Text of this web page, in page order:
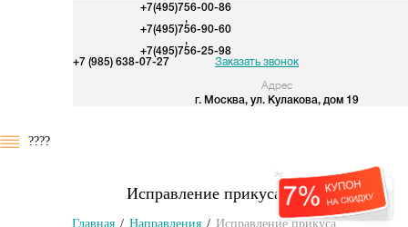
Адрес
г. Москва, ул. Кулакова, дом 19
+7(495)756-00-86
,
+7(495)756-90-60
,
+7(495)756-25-98
Заказать звонок
+7 (985) 638-07-27
????
Исправление прикуса
Главная / Направления / Исправление прикуса